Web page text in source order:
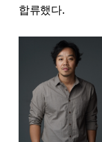
합류했다.